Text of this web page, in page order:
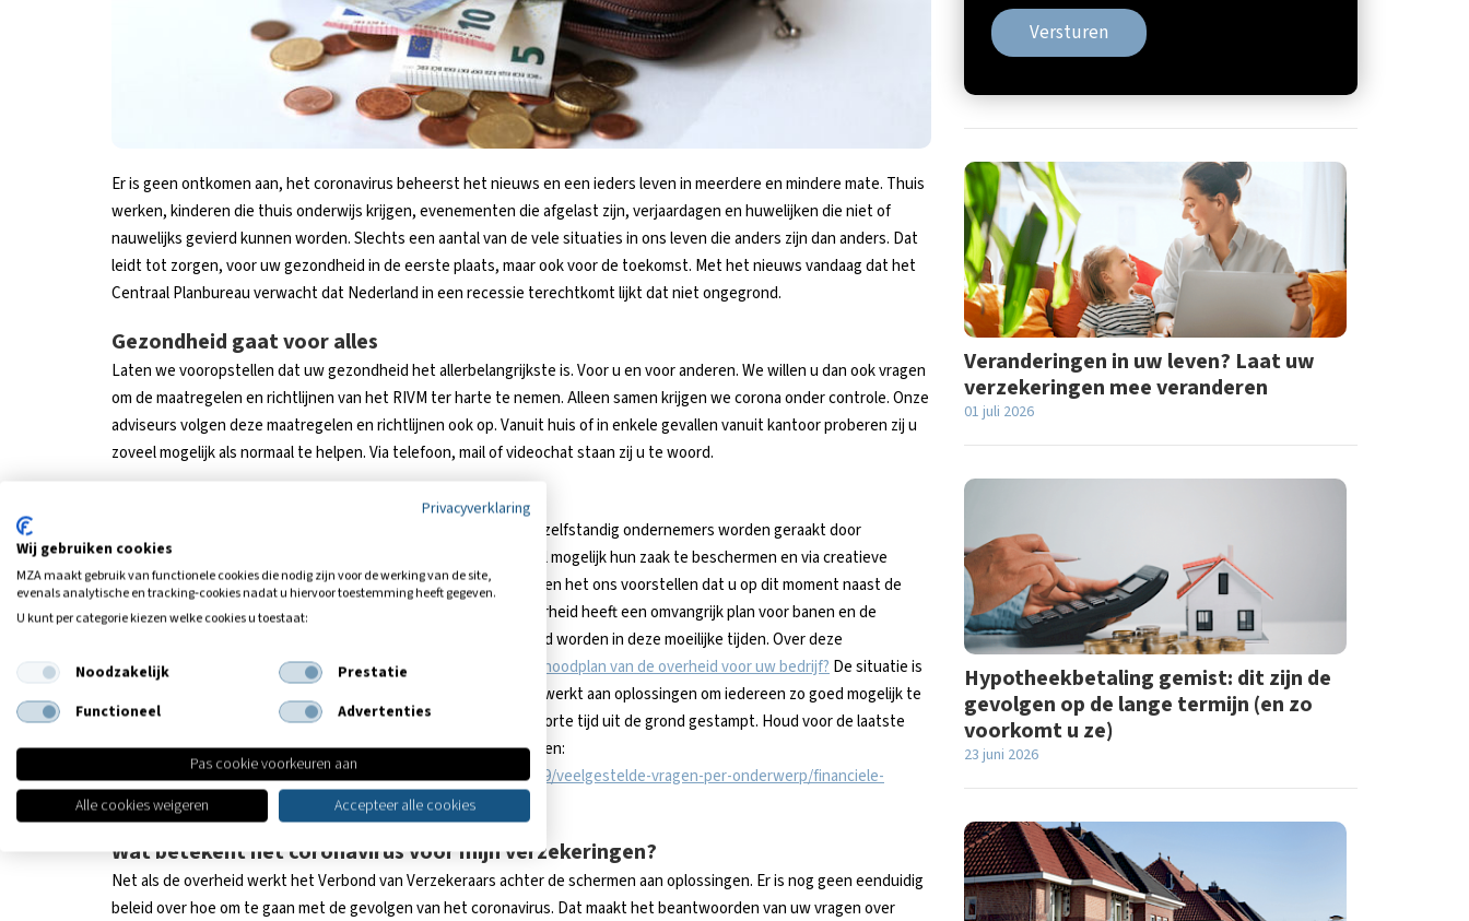
Er is geen ontkomen aan, het coronavirus beheerst het nieuws en een ieders leven in meerdere en mindere mate. Thuis
werken, kinderen die thuis onderwijs krijgen, evenementen die afgelast zijn, verjaardagen en huwelijken die niet of
nauwelijks gevierd kunnen worden. Slechts een aantal van de vele situaties in ons leven die anders zijn dan anders. Dat
leidt tot zorgen, voor uw gezondheid in de eerste plaats, maar ook voor de toekomst. Met het nieuws vandaag dat het
Centraal Planbureau verwacht dat Nederland in een recessie terechtkomt lijkt dat niet ongegrond.
Gezondheid gaat voor alles
Laten we vooropstellen dat uw gezondheid het allerbelangrijkste is. Voor u en voor anderen. We willen u dan ook vragen
om de maatregelen en richtlijnen van het RIVM ter harte te nemen. Alleen samen krijgen we corona onder controle. Onze
adviseurs volgen deze maatregelen en richtlijnen ook op. Vanuit huis of in enkele gevallen vanuit kantoor proberen zij u
zoveel mogelijk als normaal te helpen. Via telefoon, mail of videochat staan zij u te woord.
Veel branches hebben tijdelijk hun deuren moeten sluiten, veel zelfstandig ondernemers worden geraakt door
opdrachten die stopgezet zijn en ondernemers proberen zoveel mogelijk hun zaak te beschermen en via creatieve
oplossingen hun werknemers aan het werk te houden. We kunnen het ons voorstellen dat u op dit moment naast de
gezondheidsrisico’s ook inzit over de financiële situatie. De overheid heeft een omvangrijk plan voor banen en de
economie samengesteld waar ondernemers en zzp’ers gesteund worden in deze moeilijke tijden. Over deze
noodmaatregelen leest u meer in ons artikel:
Wat betekent het noodplan van de overheid voor uw bedrijf? De situatie is
op dit moment zeer veranderlijk, er wordt met man en macht gewerkt aan oplossingen om iedereen zo goed mogelijk te
helpen en regelingen die normaliter jaren kosten worden nu in korte tijd uit de grond gestampt. Houd voor de laatste
vragen en oplossingen deze site van de overheid goed in de gaten:
https://www.rijksoverheid.nl/onderwerpen/coronavirus-covid-19/veelgestelde-vragen-per-onderwerp/financiele-
regelingen
Wat betekent het coronavirus voor mijn verzekeringen?
Net als de overheid werkt het Verbond van Verzekeraars achter de schermen aan oplossingen. Er is nog geen eenduidig
beleid over hoe om te gaan met de gevolgen van het coronavirus. Dat maakt het beantwoorden van uw vragen over
Versturen
Veranderingen in uw leven? Laat uw
verzekeringen mee veranderen
01 juli 2026
Hypotheekbetaling gemist: dit zijn de
gevolgen op de lange termijn (en zo
voorkomt u ze)
23 juni 2026
Privacyverklaring
Wij gebruiken cookies
MZA maakt gebruik van functionele cookies die nodig zijn voor de werking van de site,
evenals analytische en tracking‑cookies nadat u hiervoor toestemming heeft gegeven.
U kunt per categorie kiezen welke cookies u toestaat:
Noodzakelijk
Prestatie
Functioneel
Advertenties
Pas cookie voorkeuren aan
Alle cookies weigeren
Accepteer alle cookies